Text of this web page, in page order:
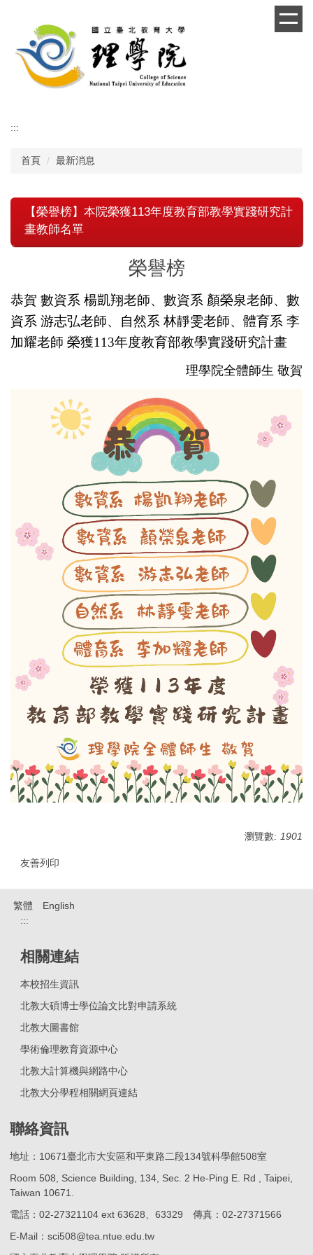
要
:::
首頁 最新消息
【榮譽榜】本院榮獲113年度教育部教學實踐研究計
畫教師名單
榮譽榜
恭賀 數資系 楊凱翔老師、數資系 顏榮泉老師、數
資系 游志弘老師、自然系 林靜雯老師、體育系 李
加耀老師 榮獲113年度教育部教學實踐研究計畫
理學院全體師生 敬賀
瀏覽數: 1901
友善列印
繁體
English
:::
相關連結
本校招生資訊
北教大碩博士學位論文比對申請系統
北教大圖書館
學術倫理教育資源中心
北教大計算機與網路中心
北教大分學程相關網頁連結
聯絡資訊
地址：10671臺北市大安區和平東路二段134號科學館508室
Room 508, Science Building, 134, Sec. 2 He-Ping E. Rd , Taipei,
Taiwan 10671.
電話：02-27321104 ext 63628、63329 傳真：02-27371566
E-Mail：sci508@tea.ntue.edu.tw